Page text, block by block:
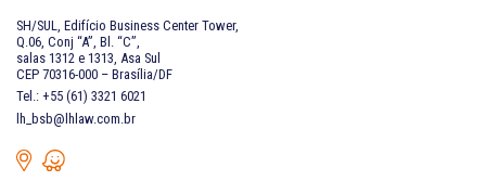
SH/SUL, Edifício Business Center Tower,
Q.06, Conj “A”, Bl. “C”,
salas 1312 e 1313, Asa Sul
CEP 70316-000 – Brasília/DF
Tel.: +55 (61) 3321 6021
lh_bsb@lhlaw.com.br